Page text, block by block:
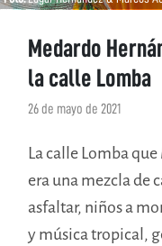
Medardo
la calle Lomba
26 de mayo de 2021
La calle Lomba
era una mezcla de
asfaltar, niños a
y música tropical,